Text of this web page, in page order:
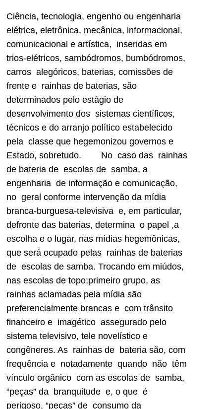
Ciência, tecnologia, engenho ou engenharia
elétrica, eletrônica, mecânica, informacional,
comunicacional e artística, inseridas em
trios-elétricos, sambódromos, bumbódromos,
carros alegóricos, baterias, comissões de
frente e rainhas de baterias, são
determinados pelo estágio de
desenvolvimento dos sistemas científicos,
técnicos e do arranjo político estabelecido
pela classe que hegemonizou governos e
Estado, sobretudo. No caso das rainhas
de bateria de escolas de samba, a
engenharia de informação e comunicação,
no geral conforme intervenção da mídia
branca-burguesa-televisiva e, em particular,
defronte das baterias, determina o papel ,a
escolha e o lugar, nas mídias hegemônicas,
que será ocupado pelas rainhas de baterias
de escolas de samba. Trocando em miúdos,
nas escolas de topo;primeiro grupo, as
rainhas aclamadas pela mídia são
preferencialmente brancas e com trânsito
financeiro e imagético assegurado pelo
sistema televisivo, tele novelístico e
congêneres. As rainhas de bateria são, com
frequência e notadamente quando não têm
vínculo orgânico com as escolas de samba,
“peças” da branquitude e, o que é
perigoso, “peças” de consumo da